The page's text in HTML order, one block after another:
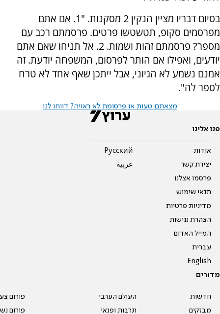
בסיום דבריו מציין הנקין 2 מסקנות. "1. אם אתם
מפרסמים סקופ, תטשטשו פרטים. פרסמתם רכב עם
מספר? פרסמתם זהות ושמות. 2. אל תניחו שאם אתם
יודעים, ואפילו אם הותר לפרסום, המשפחה יודעת. זה
אמנם נשמע לא הגיוני, אבל ייתכן שאף אחד לא טרח
לספר לה".
מצאתם טעות או פרסומת לא ראויה? דווחו לנו
פנו אלינו
אודות
יצירת קשר
פרסמו אצלנו
תנאי שימוש
מדיניות פרטיות
הצהרת נגישות
המייל האדום
עברית
English
Pусский
عربية
מדורים
חדשות
מבזקים
העולם הערבי
תרבות ופנאי
פורום
פורום